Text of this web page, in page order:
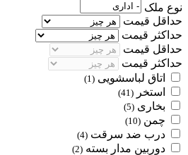
نوع ملک
حداقل قیمت
حداکثر قیمت
حداقل قیمت
حداکثر قیمت
اتاق لباسشویی (1)
استخر (41)
بخاری (5)
چمن (10)
درب ضد سرقت (4)
دوربین مدار بسته (2)